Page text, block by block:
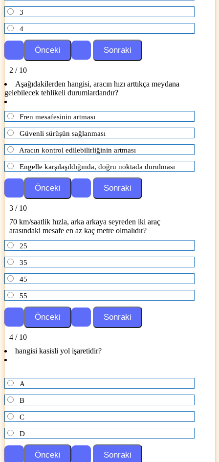
3
4
2 / 10
Aşağıdakilerden hangisi, aracın hızı arttıkça meydana
gelebilecek tehlikeli durumlardandır?
Fren mesafesinin artması
Güvenli sürüşün sağlanması
Aracın kontrol edilebilirliğinin artması
Engelle karşılaşıldığında, doğru noktada durulması
3 / 10
70 km/saatlik hızla, arka arkaya seyreden iki araç
arasındaki mesafe en az kaç metre olmalıdır?
25
35
45
55
4 / 10
hangisi kasisli yol işaretidir?
A
B
C
D